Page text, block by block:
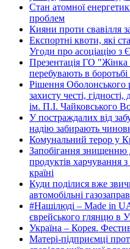
Стан атомної
проблем
Кияни проти свавілля
Експортні квоти, які
Угоди про асоціацію з
Презентація ГО "Жінка
перебувають в боротьбі
Рішення
захисту честі,
ім. П.І. Чайковського
У постраждалих від
надію забирають
Комунальний терор у
Запобігання
продуктів харчування
країні
Куди поділися вже
автомобільні
#Нашілюді – Made in
єврейського глянцю в
Україна – Корея.
Матері-підприємці